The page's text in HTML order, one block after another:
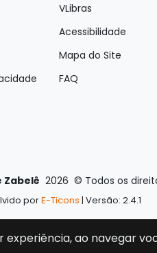
VLibras
Acessibilidade
Mapa do Site
FAQ
2026 © Todos os
porE-Ticons | Versão: 2.4.1
experiência, ao navegar